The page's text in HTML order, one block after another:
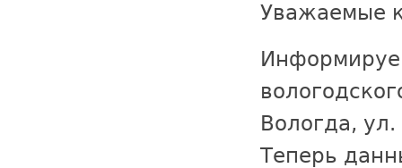
Уважаемые
Вологда,
Теперь